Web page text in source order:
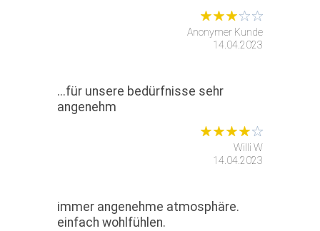
Anonymer Kunde
14.04.2023
...für unsere bedürfnisse sehr
angenehm
Willi W
14.04.2023
immer angenehme atmosphäre.
einfach wohlfühlen.